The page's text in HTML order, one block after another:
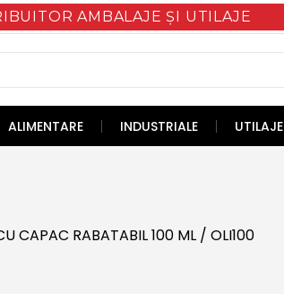
AMBALAJE ȘI UTILAJE
ALIMENTARE INDUSTRIALE UTILAJE
CAPAC RABATABIL 100 ML / OLI100